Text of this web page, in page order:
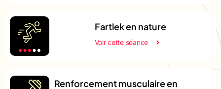
Fartlek en nature
Voir cette séance
Renforcement musculaire en